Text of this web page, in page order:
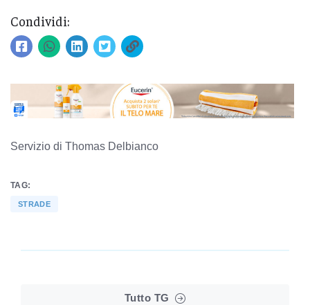
Condividi:
Servizio di Thomas Delbianco
TAG:
STRADE
Tutto TG